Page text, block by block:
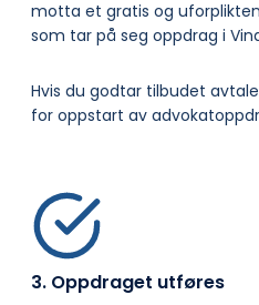
motta et gratis og
som tar på seg oppdrag i
Hvis du godtar tilbudet
for oppstart av
3. Oppdraget utføres